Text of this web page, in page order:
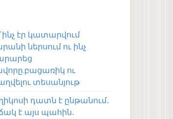
էր կատարվում
ներսում ու ինչ
ու
տեսանյութ
դատն է ընթանում․
է այս պահին․